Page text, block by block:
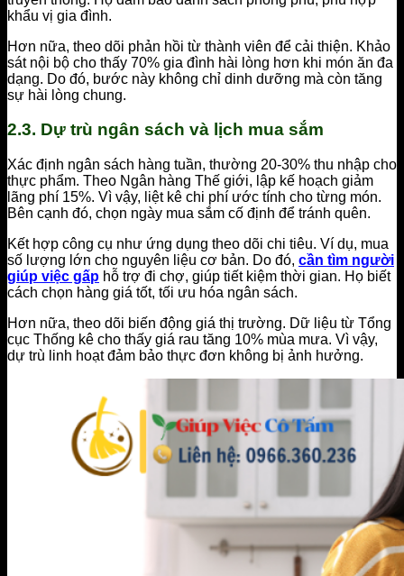
khẩu vị gia đình.
Hơn nữa, theo dõi phản hồi từ thành viên để cải thiện. Khảo
sát nội bộ cho thấy 70% gia đình hài lòng hơn khi món ăn đa
dạng. Do đó, bước này không chỉ dinh dưỡng mà còn tăng
sự hài lòng chung.
2.3. Dự trù ngân sách và lịch mua sắm
Xác định ngân sách hàng tuần, thường 20-30% thu nhập cho
thực phẩm. Theo Ngân hàng Thế giới, lập kế hoạch giảm
lãng phí 15%. Vì vậy, liệt kê chi phí ước tính cho từng món.
Bên cạnh đó, chọn ngày mua sắm cố định để tránh quên.
Kết hợp công cụ như ứng dụng theo dõi chi tiêu. Ví dụ, mua
số lượng lớn cho nguyên liệu cơ bản. Do đó, cần tìm người
giúp việc gấp hỗ trợ đi chợ, giúp tiết kiệm thời gian. Họ biết
cách chọn hàng giá tốt, tối ưu hóa ngân sách.
Hơn nữa, theo dõi biến động giá thị trường. Dữ liệu từ Tổng
cục Thống kê cho thấy giá rau tăng 10% mùa mưa. Vì vậy,
dự trù linh hoạt đảm bảo thực đơn không bị ảnh hưởng.